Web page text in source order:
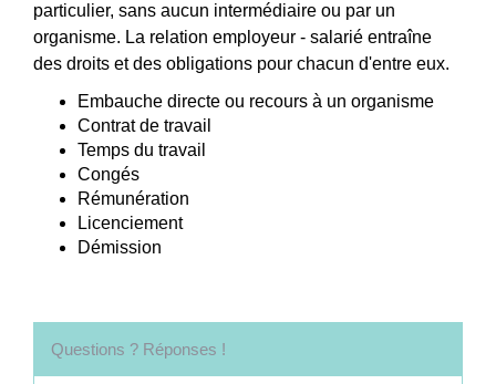
particulier, sans aucun intermédiaire ou par un
organisme. La relation employeur - salarié entraîne
des droits et des obligations pour chacun d'entre eux.
Embauche directe ou recours à un organisme
Contrat de travail
Temps du travail
Congés
Rémunération
Licenciement
Démission
Questions ? Réponses !